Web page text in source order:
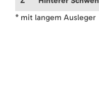
* mit langem Ausleger